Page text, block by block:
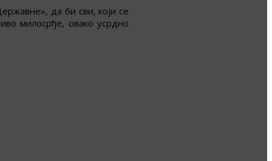
да би сви, који се
милосрђе, овако усрдно